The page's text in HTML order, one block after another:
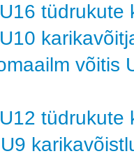
tüdrukute
võitis
tüdrukute